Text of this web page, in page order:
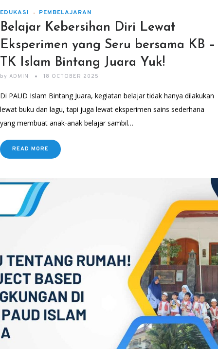
EDUKASI PEMBELAJARAN
Belajar Kebersihan Diri Lewat
Eksperimen yang Seru bersama KB –
TK Islam Bintang Juara Yuk!
by ADMIN 18 OCTOBER 2025
Di PAUD Islam Bintang Juara, kegiatan belajar tidak hanya dilakukan
lewat buku dan lagu, tapi juga lewat eksperimen sains sederhana
yang membuat anak-anak belajar sambil…
READ MORE